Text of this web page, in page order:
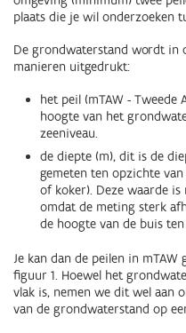
plaats die je wil onderzoeken
De grondwaterstand wordt in
manieren uitgedrukt:
het peil (mTAW - Tweede
hoogte van het
zeeniveau.
de diepte (m), dit is de
gemeten ten opzichte
of koker). Deze waarde
omdat de meting sterk
de hoogte van de buis
Je kan dan de peilen in
figuur 1. Hoewel het
vlak is, nemen we dit wel aan
van de grondwaterstand op